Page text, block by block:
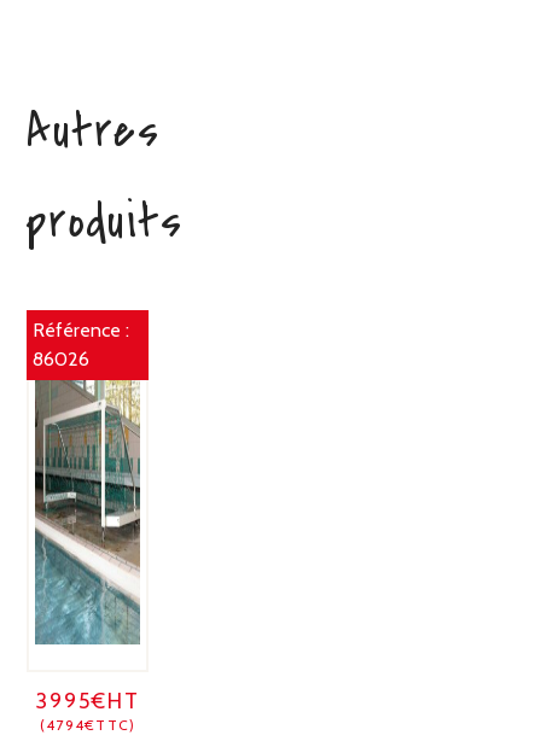
Autres
produits
Référence :
86026
3995€HT
(4794€TTC)